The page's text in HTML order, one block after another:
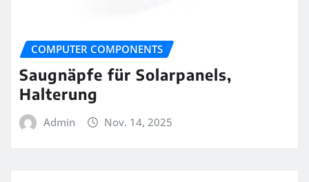
COMPUTER COMPONENTS
Saugnäpfe für Solarpanels,
Halterung
Admin Nov. 14, 2025